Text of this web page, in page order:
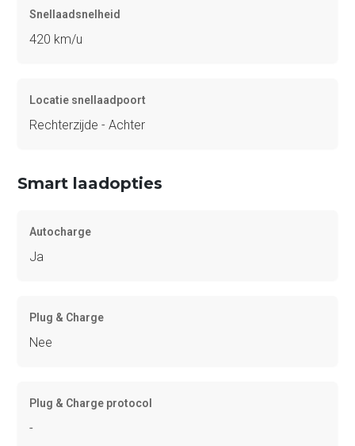
Snellaadsnelheid
420 km/u
Locatie snellaadpoort
Rechterzijde - Achter
Smart laadopties
Autocharge
Ja
Plug & Charge
Nee
Plug & Charge protocol
-